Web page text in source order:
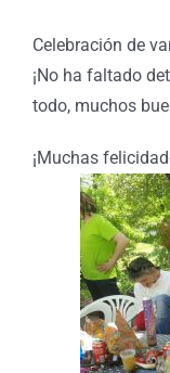
Zona de prensa
Celebración de
¡No ha faltado
todo, muchos
¡Muchas